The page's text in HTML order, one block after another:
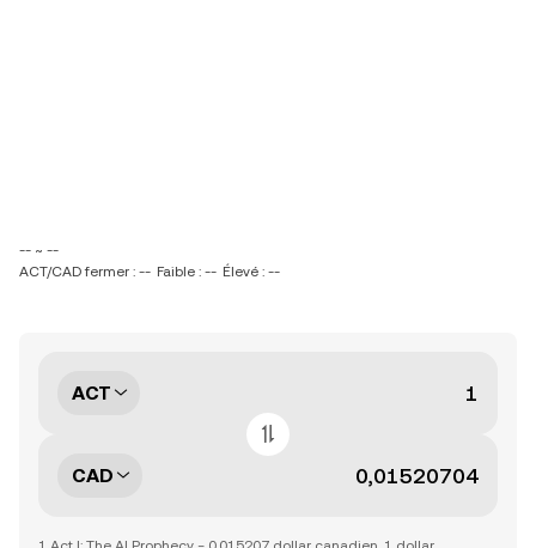
-- ~ --
ACT/CAD fermer : -- Faible : -- Élevé : --
ACT
CAD